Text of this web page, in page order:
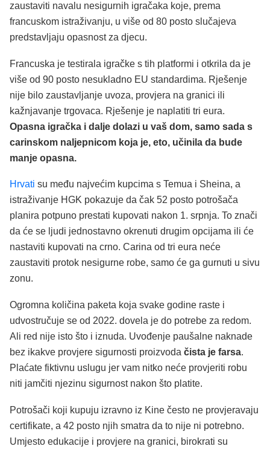
zaustaviti navalu nesigurnih igračaka koje, prema
francuskom istraživanju, u više od 80 posto slučajeva
predstavljaju opasnost za djecu.
Francuska je testirala igračke s tih platformi i otkrila da je
više od 90 posto nesukladno EU standardima. Rješenje
nije bilo zaustavljanje uvoza, provjera na granici ili
kažnjavanje trgovaca. Rješenje je naplatiti tri eura.
Opasna igračka i dalje dolazi u vaš dom, samo sada s
carinskom naljepnicom koja je, eto, učinila da bude
manje opasna.
Hrvati su među najvećim kupcima s Temua i Sheina, a
istraživanje HGK pokazuje da čak 52 posto potrošača
planira potpuno prestati kupovati nakon 1. srpnja. To znači
da će se ljudi jednostavno okrenuti drugim opcijama ili će
nastaviti kupovati na crno. Carina od tri eura neće
zaustaviti protok nesigurne robe, samo će ga gurnuti u sivu
zonu.
Ogromna količina paketa koja svake godine raste i
udvostručuje se od 2022. dovela je do potrebe za redom.
Ali red nije isto što i iznuda. Uvođenje paušalne naknade
bez ikakve provjere sigurnosti proizvoda čista je farsa.
Plaćate fiktivnu uslugu jer vam nitko neće provjeriti robu
niti jamčiti njezinu sigurnost nakon što platite.
Potrošači koji kupuju izravno iz Kine često ne provjeravaju
certifikate, a 42 posto njih smatra da to nije ni potrebno.
Umjesto edukacije i provjere na granici, birokrati su